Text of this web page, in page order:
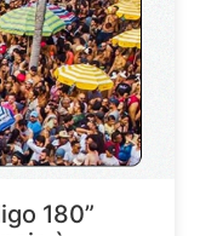
180”